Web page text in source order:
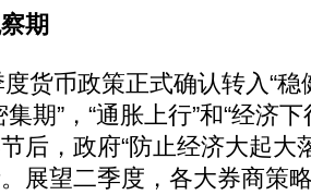
期
币政策正式确认转入“稳
期”，“通胀上行”和“经济
后，政府“防止经济大起大
展望二季度，各大券商策